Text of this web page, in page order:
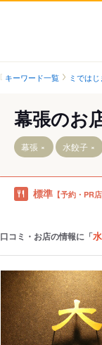
キーワード一覧 ミでは
幕張駅
海浜幕張駅
京成幕張本郷駅
京成幕張駅
幕張のお
幕張 水餃子
標準 【予約・PR
口コミ・お店の情報に「